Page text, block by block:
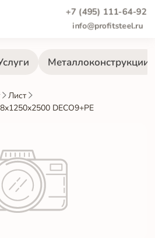
+7 (495) 111-64-92
info@profitsteel.ru
Металлоконструкции
Лист
DECO9+PE